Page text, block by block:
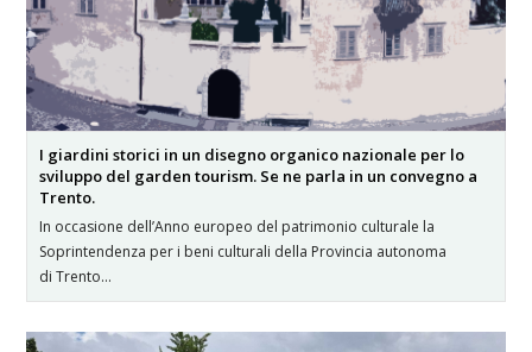
I giardini storici in un disegno organico nazionale per lo
sviluppo del garden tourism. Se ne parla in un convegno a
Trento.
In occasione dell’Anno europeo del patrimonio culturale la
Soprintendenza per i beni culturali della Provincia autonoma
di Trento…